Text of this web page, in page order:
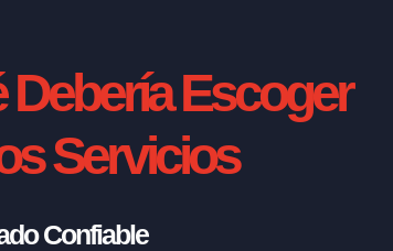
Debería Escoger
Servicios
Confiable